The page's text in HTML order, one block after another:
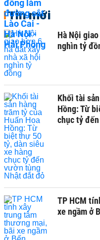
Tin mới
Hà Nội
nghìn tỷ
Khối tài
Hồng: Từ
chục tỷ
TP HCM
xe ngầm ở